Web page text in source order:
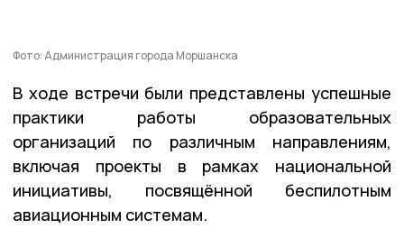
Фото: Администрация города Моршанска
В ходе встречи были представлены успешные
практики работы образовательных
организаций по различным направлениям,
включая проекты в рамках национальной
инициативы, посвящённой беспилотным
авиационным системам.